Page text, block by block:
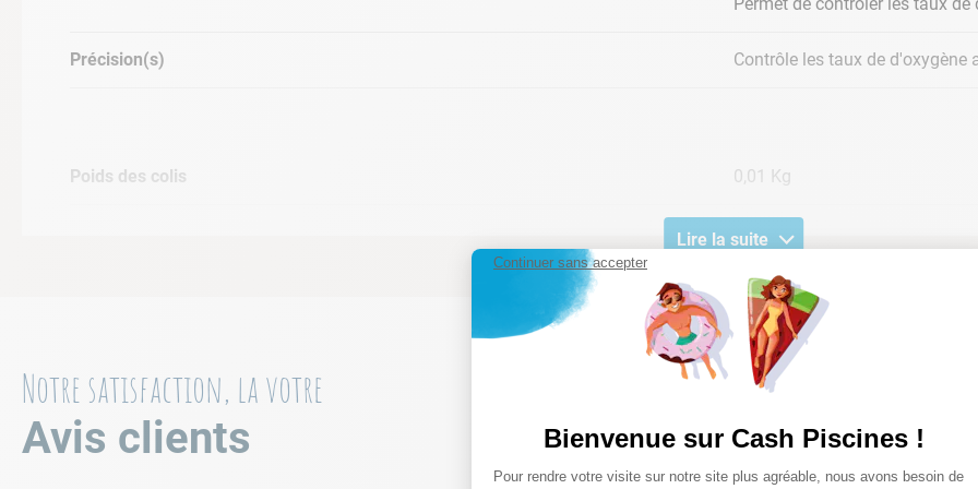
Lire la suite
Précision(s) Contrôle les taux de d'oxygène
Poids des colis 0,01 Kg
Notre satisfaction, la votre
Avis clients
Continuer sans accepter
Bienvenue sur Cash Piscines !
Plateforme de Gestion du
Pour rendre votre visite sur notre site plus agréable, nous avons besoin de